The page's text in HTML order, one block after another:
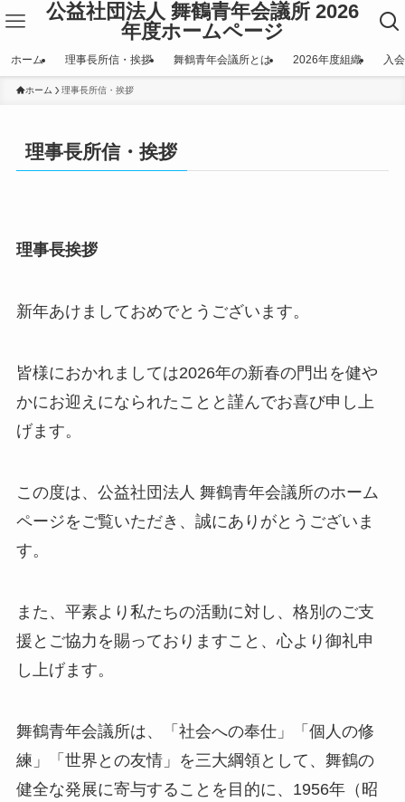
公益社団法人 舞鶴青年会議所 2026
年度ホームページ
ホーム 理事長所信・挨拶 舞鶴青年会議所とは 2026年度組織 入
ホーム 理事長所信・挨拶
理事長所信・挨拶
理事長挨拶
新年あけましておめでとうございます。
皆様におかれましては2026年の新春の門出を健や
かにお迎えになられたことと謹んでお喜び申し上
げます。
この度は、公益社団法人 舞鶴青年会議所のホーム
ページをご覧いただき、誠にありがとうございま
す。
また、平素より私たちの活動に対し、格別のご支
援とご協力を賜っておりますこと、心より御礼申
し上げます。
舞鶴青年会議所は、「社会への奉仕」「個人の修
練」「世界との友情」を三大綱領として、舞鶴の
健全な発展に寄与することを目的に、1956年（昭